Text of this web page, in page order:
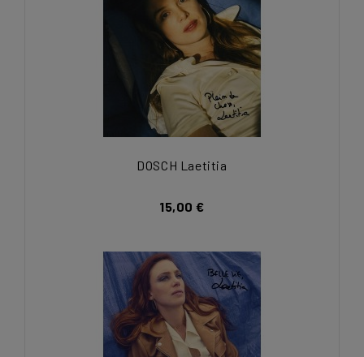
DOSCH Laetitia
15,00 €